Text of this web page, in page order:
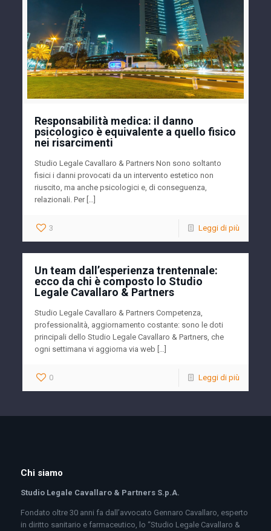
Responsabilità medica: il danno
psicologico è equivalente a quello fisico
nei risarcimenti
Studio Legale Cavallaro & Partners Non sono soltanto
fisici i danni provocati da un intervento estetico non
riuscito, ma anche psicologici e, di conseguenza,
relazionali. Per […]
3 Leggi di più
Un team dall’esperienza trentennale:
ecco da chi è composto lo Studio
Legale Cavallaro & Partners
Studio Legale Cavallaro & Partners Competenza,
professionalità, aggiornamento costante: sono le doti
principali dello Studio Legale Cavallaro & Partners, che
ogni settimana vi aggiorna via web […]
0 Leggi di più
Chi siamo
Studio Legale Cavallaro & Partners S.p.A.
Fondato oltre 30 anni fa dall’avvocato Gennaro Cavallaro, esperto
in diritto sanitario e farmaceutico, lo “Studio Legale Cavallaro &